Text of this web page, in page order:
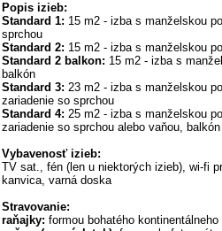
Popis izieb:
Standard 1: 15 m2 - izba s manželskou
sprchou
Standard 2: 15 m2 - izba s manželskou
Standard 2 balkon: 15 m2 - izba s
balkón
Standard 3: 23 m2 - izba s manželskou
zariadenie so sprchou
Standard 4: 25 m2 - izba s manželskou
zariadenie so sprchou alebo vaňou, balkón
Vybavenosť izieb:
TV sat., fén (len u niektorých izieb), wi-fi
kanvica, varná doska
Stravovanie:
raňajky: formou bohatého